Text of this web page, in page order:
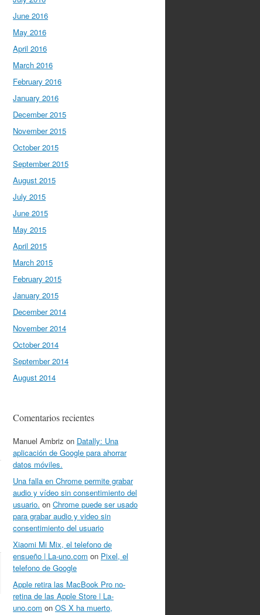
June 2016
May 2016
April 2016
March 2016
February 2016
January 2016
December 2015
November 2015
October 2015
September 2015
August 2015
July 2015
June 2015
May 2015
April 2015
March 2015
February 2015
January 2015
December 2014
November 2014
October 2014
September 2014
August 2014
Comentarios recientes
Manuel Ambriz on Datally: Una
aplicación de Google para ahorrar
datos móviles.
Una falla en Chrome permite grabar
audio y vídeo sin consentimiento del
usuario. on Chrome puede ser usado
para grabar audio y video sin
consentimiento del usuario
Xiaomi Mi Mix, el telefono de
ensueño | La-uno.com on Pixel, el
telefono de Google
Apple retira las MacBook Pro no-
retina de las Apple Store | La-
uno.com on OS X ha muerto,